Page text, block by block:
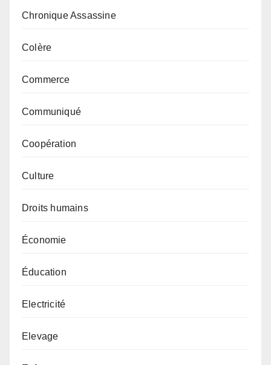
Chronique Assassine
Colère
Commerce
Communiqué
Coopération
Culture
Droits humains
Économie
Éducation
Electricité
Elevage